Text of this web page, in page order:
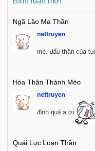
Ngã Lão Ma Thần
nettruyen
mé. đấu thần của tui
Hóa Thân Thành Mèo
nettruyen
đỉnh quá a ơi
Quái Lực Loạn Thần